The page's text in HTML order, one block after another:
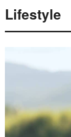
Lifestyle